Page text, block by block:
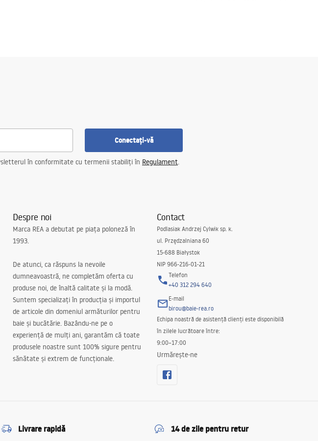
Conectați-vă
în conformitate cu termenii stabiliți în Regulament.
Despre noi
Marca REA a debutat pe piața poloneză în
1993.
De atunci, ca răspuns la nevoile
dumneavoastră, ne completăm oferta cu
produse noi, de înaltă calitate și la modă.
Suntem specializați în producția și importul
de articole din domeniul armăturilor pentru
baie și bucătărie. Bazându-ne pe o
experiență de mulți ani, garantăm că toate
produsele noastre sunt 100% sigure pentru
sănătate și extrem de funcționale.
Contact
Podlasiak Andrzej Cylwik sp. k.
ul. Przędzalniana 60
15-688 Białystok
NIP 966-216-01-21
Telefon
+40 312 294 640
E-mail
birou@baie-rea.ro
Echipa noastră de asistență clienți este disponibilă
în zilele lucrătoare între:
9:00–17:00
Urmărește-ne
Livrare rapidă 14 de zile pentru retur